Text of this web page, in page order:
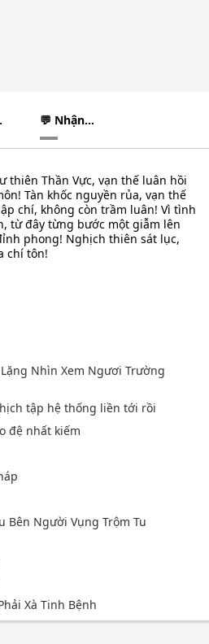
💬 Nhận
xét
thiên Thần Vực, vạn thế luân hồi
Tàn khốc nguyền rủa, vạn thế
chí, không còn trầm luân! Vì tình
từ đây từng bước một giẫm lên
phong! Nghịch thiên sát lục,
chí tôn!
Nhìn Xem Ngươi Trường
tập hệ thống liền tới rồi
đệ nhất kiếm
Bên Người Vụng Trộm Tu
Xà Tinh Bệnh